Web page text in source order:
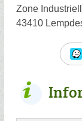
Zone
43410